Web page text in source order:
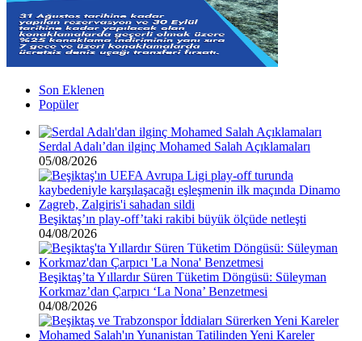
Son Eklenen
Popüler
Serdal Adalı’dan ilginç Mohamed Salah Açıklamaları
05/08/2026
Beşiktaş’ın play-off’taki rakibi büyük ölçüde netleşti
04/08/2026
Beşiktaş’ta Yıllardır Süren Tüketim Döngüsü: Süleyman
Korkmaz’dan Çarpıcı ‘La Nona’ Benzetmesi
04/08/2026